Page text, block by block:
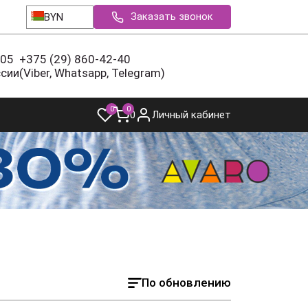
BYN Заказать звонок
+375 (29) 860-42-40
(Viber, Whatsapp, Telegram)
0 00 Личный кабинет
По обновлению